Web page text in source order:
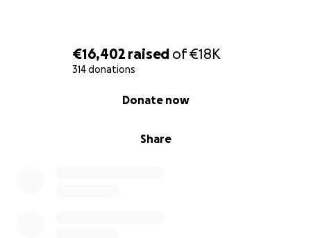
€16,402 raised of€18K
314 donations
Share
Donate now